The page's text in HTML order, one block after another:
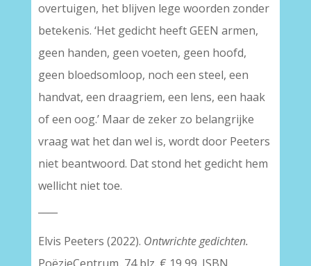
overtuigen, het blijven lege woorden zonder
betekenis. ‘Het gedicht heeft GEEN armen,
geen handen, geen voeten, geen hoofd,
geen bloedsomloop, noch een steel, een
handvat, een draagriem, een lens, een haak
of een oog.’ Maar de zeker zo belangrijke
vraag wat het dan wel is, wordt door Peeters
niet beantwoord. Dat stond het gedicht hem
wellicht niet toe.
Elvis Peeters (2022). Ontwrichte gedichten.